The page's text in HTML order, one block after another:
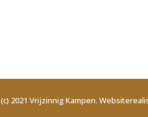
(c) 2021 Vrijzinnig Kampen.